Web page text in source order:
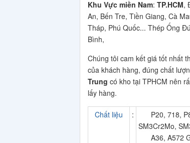
Khu Vực miền Nam: TP.HCM,
An, Bến Tre, Tiền Giang, Cà
Tháp, Phú Quốc... Thép Ống
Bình,
Chúng tôi cam kết giá tốt nhất
của khách hàng, đúng chất
Trung có kho tại TPHCM nên
lấy hàng.
Chất liệu :
P20, 718,
SM3Cr2Mo,
A36, A572